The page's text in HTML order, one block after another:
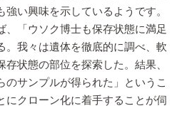
強い興味を示しているようです。
、「ウソク博士も保存状態に満足
。我々は遺体を徹底的に調べ、軟
状態の部位を探索した。結果、
のサンプルが得られた」というこ
にクローン化に着手することが伺